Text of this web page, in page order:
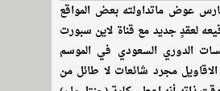
فارس عوض ماتداولته بعض المواقع
لعقدٍ جديد مع قناة لاين سبورت
الدوري السعودي في الموسم
الاقاويل مجرد شائعات لا طائل من